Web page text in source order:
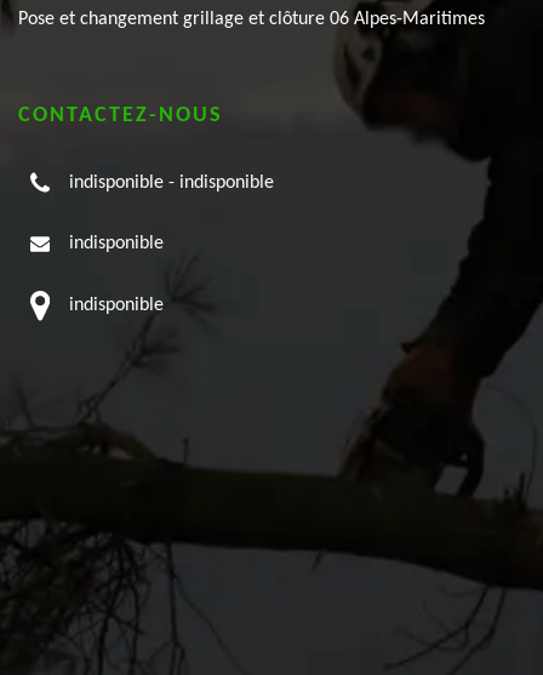
Pose et changement grillage et clôture 06 Alpes-Maritimes
CONTACTEZ-NOUS
indisponible - indisponible
indisponible
indisponible